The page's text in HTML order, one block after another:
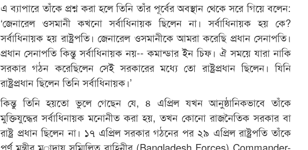
এ ব্যাপারে তাঁকে প্রশ্ন করা হলে তিনি তাঁর পূর্বের অবস্থান থেকে সরে গিয়ে বলেন:
‘জেনারেল ওসমানী কখনো সর্বাধিনায়ক ছিলেন না। সর্বাধিনায়ক হয় কে?
সর্বাধিনায়ক হয় রাষ্ট্রপতি। জেনারেল ওসমানীকে আমরা করেছি প্রধান সেনাপতি।
প্রধান সেনাপতি কিন্তু সর্বাধিনায়ক নয়-- কমান্ডার ইন চিফ। ঐ সময়ে যারা নাকি
সরকার গঠন করেছিলেন সেই সরকারের মধ্যে তো রাষ্ট্রপ্রধান ছিলেন। যিনি
রাষ্ট্রপ্রধান ছিলেন তিনি সর্বাধিনায়ক।’
কিন্তু তিনি হয়তো ভুলে গেছেন যে, ৪ এপ্রিল যখন আনুষ্ঠানিকভাবে তাঁকে
মুক্তিযুদ্ধের সর্বাধিনায়ক মনোনীত করা হয়, তখন কোনো রাজনৈতিক সরকার বা
রাষ্ট্র প্রধান ছিলেন না। ১৭ এপ্রিল সরকার গঠনের পর ২৯ এপ্রিল রাষ্ট্রপতি তাঁকে